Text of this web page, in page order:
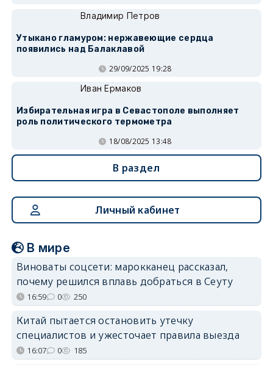
Владимир Петров
Утыкано гламуром: нержавеющие сердца
появились над Балаклавой
29/09/2025 19:28
Иван Ермаков
Избирательная игра в Севастополе выполняет
роль политического термометра
18/08/2025 13:48
В раздел
Личный кабинет
В мире
Виноваты соцсети: марокканец рассказал,
почему решился вплавь добраться в Сеуту
16:59 0 250
Китай пытается остановить утечку
специалистов и ужесточает правила выезда
16:07 0 185